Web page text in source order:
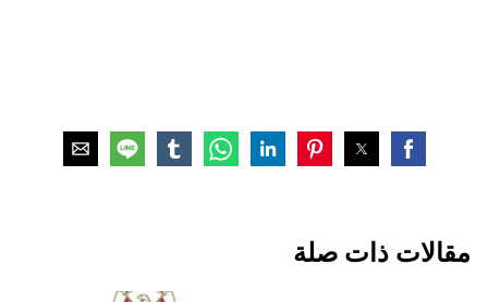
مقالات ذات صلة